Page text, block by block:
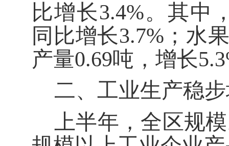
比增长3.4%。其中
同比增长3.7% ； 水
产量0.69吨，增长
二、工业生产稳
上半年 ，全区规